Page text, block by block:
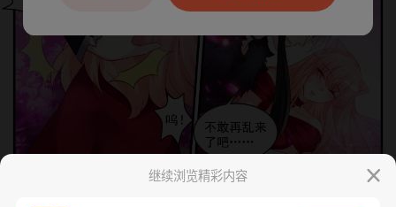
继续浏览精彩内容